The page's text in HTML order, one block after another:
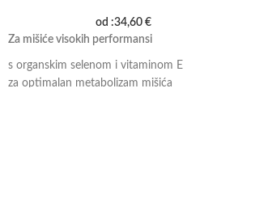
od :34,60€
Za mišiće visokih performansi
s organskim selenom i vitaminom E
za optimalan metabolizam mišića